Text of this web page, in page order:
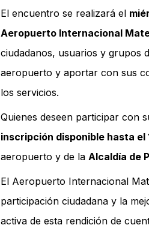
El encuentro se realizará el
Aeropuerto Internacional
ciudadanos, usuarios y grupos
aeropuerto y aportar con sus
los servicios.
Quienes deseen participar con
inscripción disponible hasta el
aeropuerto y de la Alcaldía de
El Aeropuerto Internacional
participación ciudadana y la
activa de esta rendición de